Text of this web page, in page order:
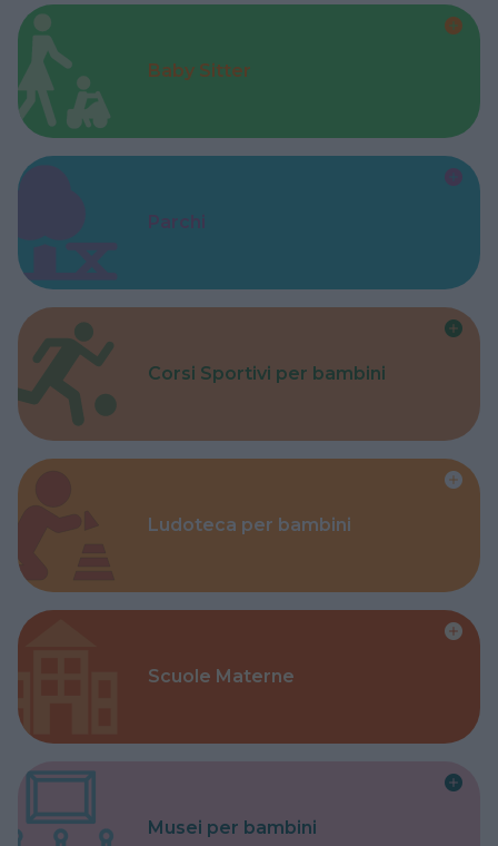
Baby Sitter
Parchi
Corsi Sportivi per bambini
Ludoteca per bambini
Scuole Materne
Musei per bambini